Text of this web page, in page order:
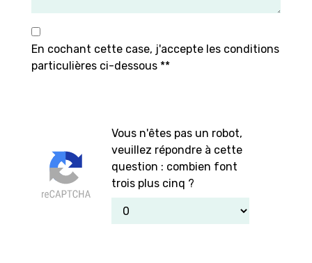
En cochant cette case, j'accepte les conditions
particulières ci-dessous **
Vous n'êtes pas un robot,
veuillez répondre à cette
question : combien font
trois plus cinq ?